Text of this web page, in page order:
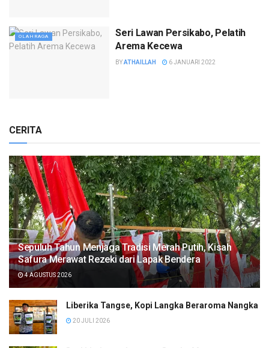
OLAHRAGA
Seri Lawan Persikabo, Pelatih
Arema Kecewa
BYATHAILLAH 6 JANUARI 2022
CERITA
Sepuluh Tahun Menjaga Tradisi Merah Putih, Kisah
Safura Merawat Rezeki dari Lapak Bendera
4 AGUSTUS 2026
Liberika Tangse, Kopi Langka Beraroma Nangka
20 JULI 2026